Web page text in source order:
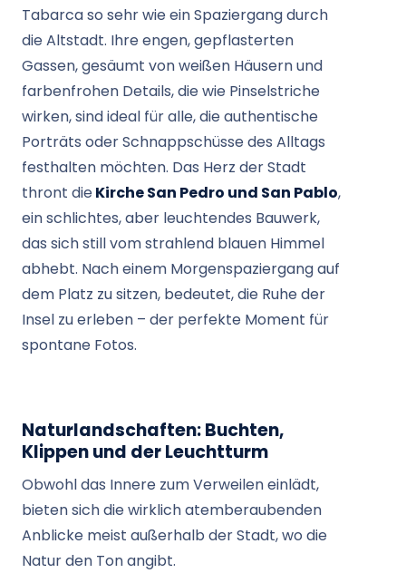
Tabarca so sehr wie ein Spaziergang durch
die Altstadt. Ihre engen, gepflasterten
Gassen, gesäumt von weißen Häusern und
farbenfrohen Details, die wie Pinselstriche
wirken, sind ideal für alle, die authentische
Porträts oder Schnappschüsse des Alltags
festhalten möchten. Das Herz der Stadt
thront dieKirche San Pedro und San Pablo,
ein schlichtes, aber leuchtendes Bauwerk,
das sich still vom strahlend blauen Himmel
abhebt. Nach einem Morgenspaziergang auf
dem Platz zu sitzen, bedeutet, die Ruhe der
Insel zu erleben – der perfekte Moment für
spontane Fotos.
Naturlandschaften: Buchten,
Klippen und der Leuchtturm
Obwohl das Innere zum Verweilen einlädt,
bieten sich die wirklich atemberaubenden
Anblicke meist außerhalb der Stadt, wo die
Natur den Ton angibt.